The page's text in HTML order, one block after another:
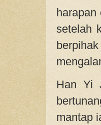
harapan
setelah
Han Yi
mantap